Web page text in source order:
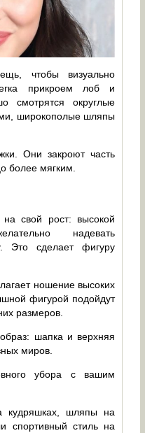
чтобы визуально
прикроем лоб и
смотрятся округлые
широкополые шляпы
Они закроют часть
более мягким.
свой рост: высокой
надевать
Это сделает фигуру
ношение высоких
фигурой подойдут
размеров.
шапка и верхняя
миров.
убора с вашим
кудряшках, шляпы на
спортивный стиль на